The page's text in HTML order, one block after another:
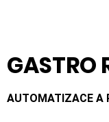
GASTRO
AUTOMATIZACE A